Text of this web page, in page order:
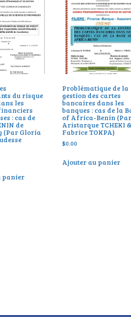
du risque
les
: cas de
de
(Par Gloria
panier
Problématique de la
gestion des cartes
bancaires dans les
banques : cas de la
of Africa-Benin (Par
Aristarque TCHEKI &
Fabrice TOKPA)
$0.00
Ajouter au panier